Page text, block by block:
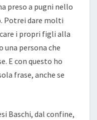
preso a pugni nello
Potrei dare molti
i propri figli alla
persona che
E con questo ho
frase, anche se
Baschi, dal confine,